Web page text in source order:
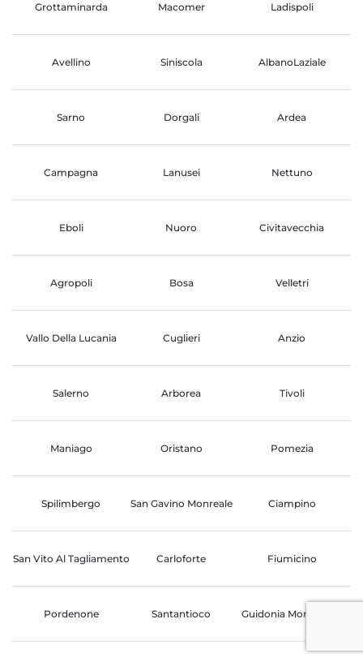
Grottaminarda Macomer Ladispoli
Avellino Siniscola AlbanoLaziale
Sarno Dorgali Ardea
Campagna Lanusei Nettuno
Eboli Nuoro Civitavecchia
Agropoli Bosa Velletri
Vallo Della Lucania Cuglieri Anzio
Salerno Arborea Tivoli
Maniago Oristano Pomezia
Spilimbergo San Gavino Monreale Ciampino
San Vito Al Tagliamento Carloforte Fiumicino
Pordenone Santantioco Guidonia Montecelio